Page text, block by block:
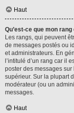
Haut
Qu’est-ce que mon
Les rangs, qui peuvent
de messages postés ou
et administrateurs. En
l’intitulé d’un rang car il
poster des messages
supérieur. Sur la plupart
modérateur (ou un
messages.
Haut